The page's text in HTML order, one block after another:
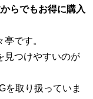
らでもお得に購入
です。
見つけやすいのが
を取り扱っていま